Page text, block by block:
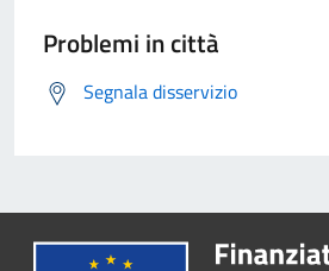
Problemi in città
Segnala disservizio